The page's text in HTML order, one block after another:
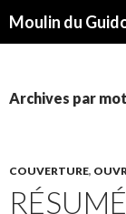
Moulin du
Archives par
COUVERTURE,